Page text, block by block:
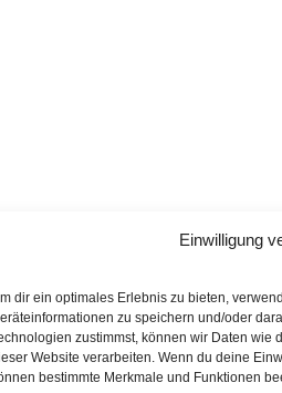
Einwilligung
dir ein optimales Erlebnis zu bieten,
zu speichern und/oder
zustimmst, können wir Daten wie
Website verarbeiten. Wenn du deine
bestimmte Merkmale und Funktionen
✓ Zuverlässig
✓ Leistungsfähig
✓ Robust